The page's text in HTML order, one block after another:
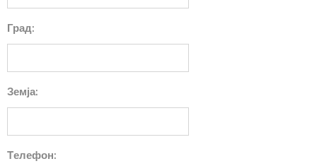
Град:
Земја:
Tелефон: